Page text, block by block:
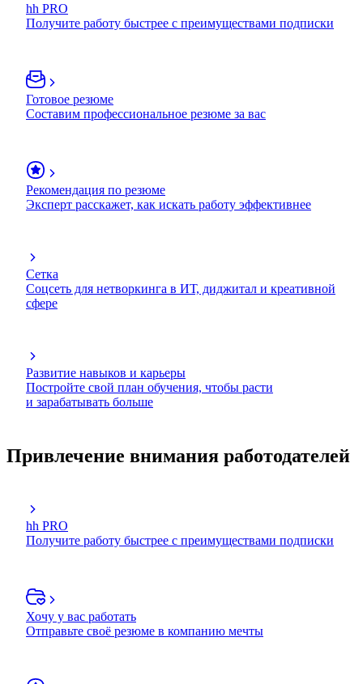
hh PRO
Получите работу быстрее с преимуществами подписки
Готовое резюме
Составим профессиональное резюме за вас
Рекомендация по резюме
Эксперт расскажет, как искать работу эффективнее
Сетка
Соцсеть для нетворкинга в ИТ, диджитал и креативной
сфере
Развитие навыков и карьеры
Постройте свой план обучения, чтобы расти
и зарабатывать больше
Привлечение внимания работодателей
hh PRO
Получите работу быстрее с преимуществами подписки
Хочу у вас работать
Отправьте своё резюме в компанию мечты